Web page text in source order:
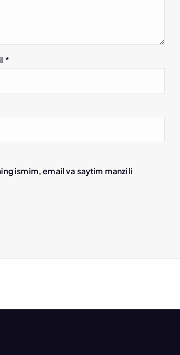
*
ismim, email va saytim manzili